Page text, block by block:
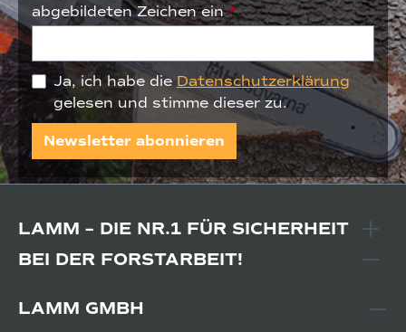
abgebildeten Zeichen ein*
Ja, ich habe die Datenschutzerklärung
gelesen und stimme dieser zu.
Newsletter abonnieren
LAMM – DIE NR.1 FÜR SICHERHEIT
BEI DER FORSTARBEIT!
LAMM GMBH